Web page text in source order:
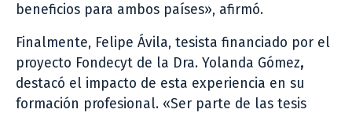
beneficios para ambos países», afirmó.
Finalmente, Felipe Ávila, tesista financiado por el
proyecto Fondecyt de la Dra. Yolanda Gómez,
destacó el impacto de esta experiencia en su
formación profesional. «Ser parte de las tesis